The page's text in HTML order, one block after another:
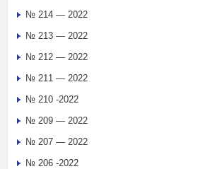
№ 214 — 2022
№ 213 — 2022
№ 212 — 2022
№ 211 — 2022
№ 210 -2022
№ 209 — 2022
№ 207 — 2022
№ 206 -2022